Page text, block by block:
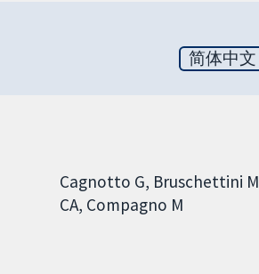
简体中文
Cagnotto G Bruschettini M
CA Compagno M